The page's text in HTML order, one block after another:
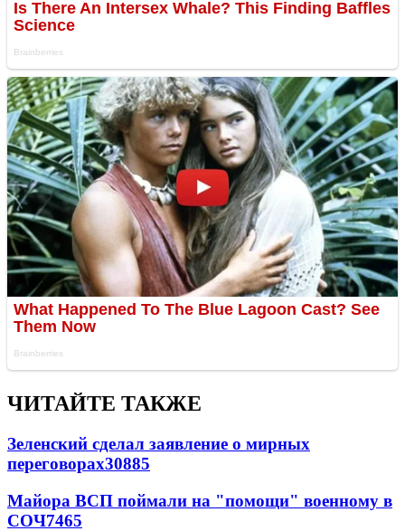
ЧИТАЙТЕ ТАКЖЕ
Зеленский сделал заявление о мирных
переговорах30885
Майора ВСП поймали на "помощи" военному в
СОЧ7465